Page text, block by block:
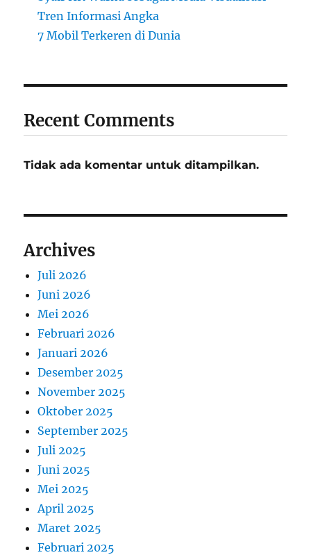
Tren Informasi Angka
7 Mobil Terkeren di Dunia
Recent Comments
Tidak ada komentar untuk ditampilkan.
Archives
Juli 2026
Juni 2026
Mei 2026
Februari 2026
Januari 2026
Desember 2025
November 2025
Oktober 2025
September 2025
Juli 2025
Juni 2025
Mei 2025
April 2025
Maret 2025
Februari 2025